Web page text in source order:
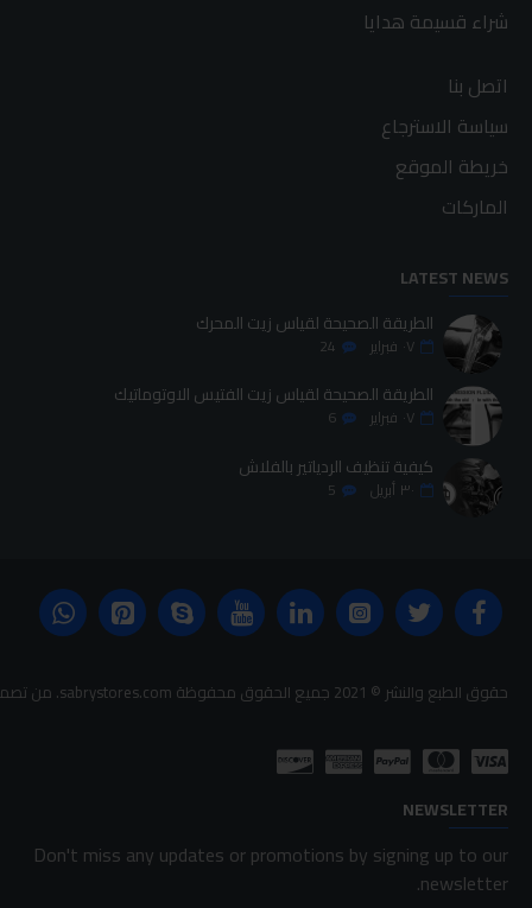
شراء قسيمة هدايا
اتصل بنا
سياسة الاسترجاع
خريطة الموقع
الماركات
LATEST NEWS
الطريقة الصحيحة لقياس زيت المحرك
٠٧ فبراير 24
الطريقة الصحيحة لقياس زيت الفتيس الاوتوماتيك
٠٧ فبراير 6
كيفية تنظيف الردياتير بالفلاش
٣٠ أبريل 5
حقوق الطبع والنشر © 2021 جميع الحقوق محفوظة sabrystores.com. من تصميم-
NEWSLETTER
Don't miss any updates or promotions by signing up to our
newsletter.